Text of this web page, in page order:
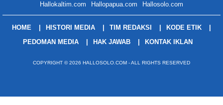
Hallokaltim.com
Hallopapua.com Hallosolo.com
HOME HISTORI MEDIA TIM REDAKSI
KODE ETIK
PEDOMAN MEDIA
HAK JAWAB KONTAK IKLAN
COPYRIGHT © 2026 HALLOSOLO.COM - ALL RIGHTS RESERVED